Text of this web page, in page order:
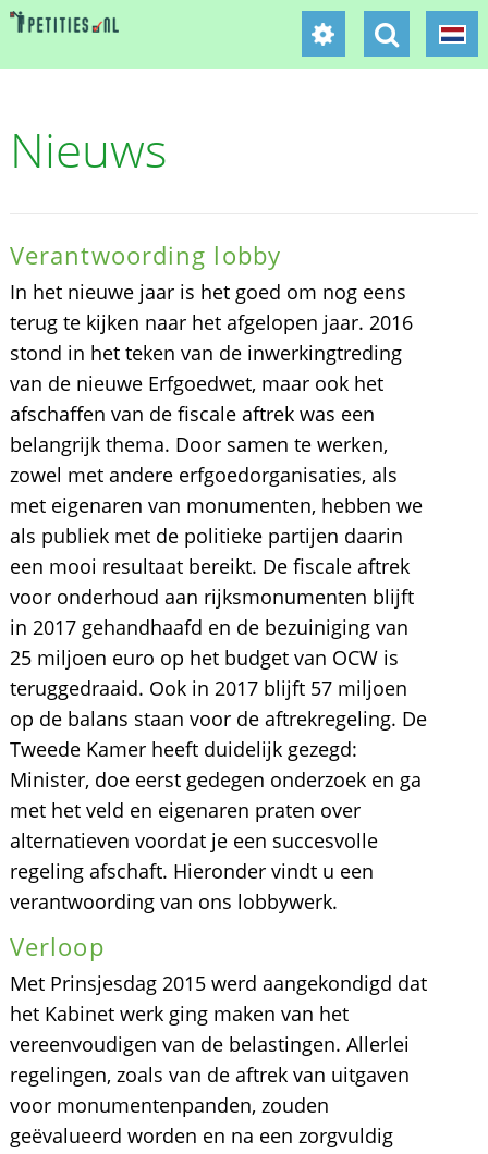
Nieuws
Verantwoording lobby
In het nieuwe jaar is het goed om nog eens
terug te kijken naar het afgelopen jaar. 2016
stond in het teken van de inwerkingtreding
van de nieuwe Erfgoedwet, maar ook het
afschaffen van de fiscale aftrek was een
belangrijk thema. Door samen te werken,
zowel met andere erfgoedorganisaties, als
met eigenaren van monumenten, hebben we
als publiek met de politieke partijen daarin
een mooi resultaat bereikt. De fiscale aftrek
voor onderhoud aan rijksmonumenten blijft
in 2017 gehandhaafd en de bezuiniging van
25 miljoen euro op het budget van OCW is
teruggedraaid. Ook in 2017 blijft 57 miljoen
op de balans staan voor de aftrekregeling. De
Tweede Kamer heeft duidelijk gezegd:
Minister, doe eerst gedegen onderzoek en ga
met het veld en eigenaren praten over
alternatieven voordat je een succesvolle
regeling afschaft. Hieronder vindt u een
verantwoording van ons lobbywerk.
Verloop
Met Prinsjesdag 2015 werd aangekondigd dat
het Kabinet werk ging maken van het
vereenvoudigen van de belastingen. Allerlei
regelingen, zoals van de aftrek van uitgaven
voor monumentenpanden, zouden
geëvalueerd worden en na een zorgvuldig